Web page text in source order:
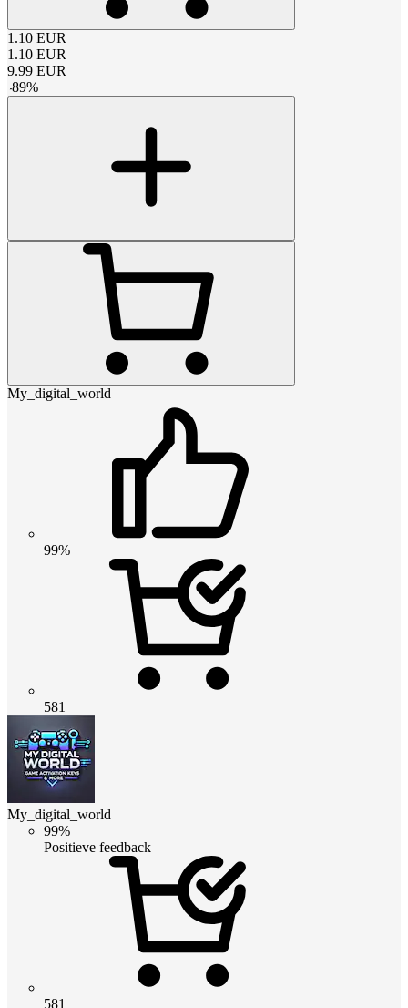
1.10 EUR
1.10 EUR
9.99 EUR
-89%
My_digital_world
99%
581
My_digital_world
99%
Positieve feedback
581